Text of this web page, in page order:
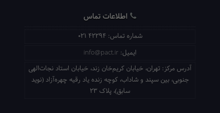
اطلاعات تماس
شماره تماس: 021 42294
ایمیل: info@pact.ir
آدرس مرکز: تهران، خیابان کریم‌خان زند، خیابان استاد نجات‌الهی
جنوبی، بین سپند و شاداب، کوچه زنده یاد رقیه چهره‌آزاد (نوید
سابق)، پلاک 23